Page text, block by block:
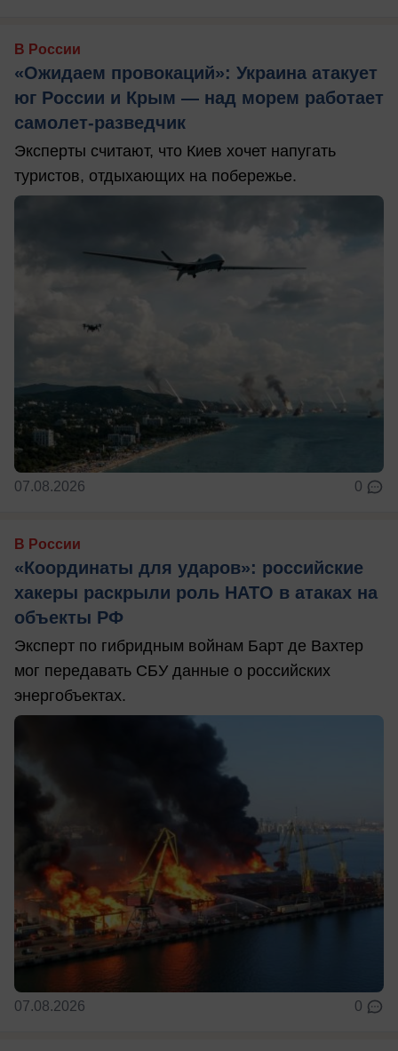
В России
«Ожидаем провокаций»: Украина атакует
юг России и Крым — над морем работает
самолет-разведчик
Эксперты считают, что Киев хочет напугать
туристов, отдыхающих на побережье.
07.08.2026 0
В России
«Координаты для ударов»: российские
хакеры раскрыли роль НАТО в атаках на
объекты РФ
Эксперт по гибридным войнам Барт де Вахтер
мог передавать СБУ данные о российских
энергобъектах.
07.08.2026 0